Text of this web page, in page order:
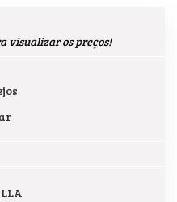
visualizar os preços!